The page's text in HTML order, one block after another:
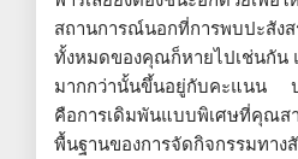
สถานการณ์นอกที่การพบปะสังส
ทั้งหมดของคุณก็หายไปเช่นกั
มากกว่านั้นขึ้นอยู่กับคะแนน
คือการเดิมพันแบบพิเศษที่คุณส
พื้นฐานของการจัดกิจกรรมทาง